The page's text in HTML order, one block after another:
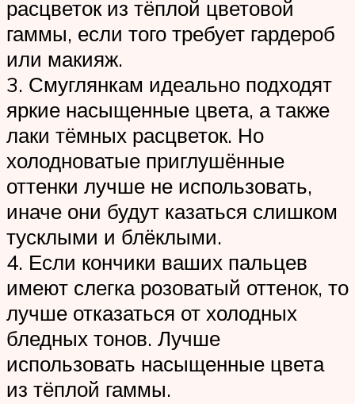
расцветок из тёплой цветовой
гаммы, если того требует гардероб
или макияж.
3. Смуглянкам идеально подходят
яркие насыщенные цвета, а также
лаки тёмных расцветок. Но
холодноватые приглушённые
оттенки лучше не использовать,
иначе они будут казаться слишком
тусклыми и блёклыми.
4. Если кончики ваших пальцев
имеют слегка розоватый оттенок, то
лучше отказаться от холодных
бледных тонов. Лучше
использовать насыщенные цвета
из тёплой гаммы.